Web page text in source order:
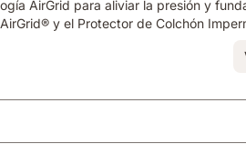
AirGrid para aliviar la presión y
y el Protector de Colchón